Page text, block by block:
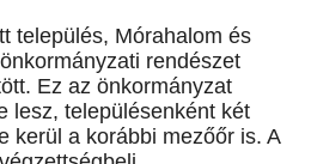
település, Mórahalom és
rendészet
Ez az önkormányzat
lesz, településenként két
kerül a korábbi mezőőr is. A